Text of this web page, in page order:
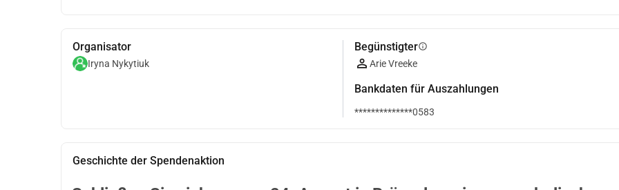
Organisator
Iryna Nykytiuk
Begünstigterinfo
Arie Vreeke
Bankdaten für Auszahlungen
**************0583
Geschichte der Spendenaktion